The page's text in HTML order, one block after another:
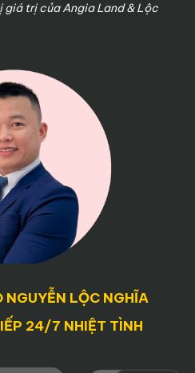
giá trị của Angia Land & Lộc
NGUYỄN LỘC NGHĨA
24/7 NHIỆT TÌNH